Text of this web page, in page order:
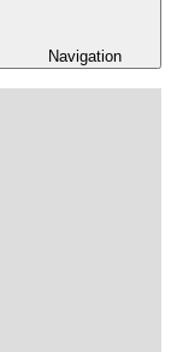
Navigation